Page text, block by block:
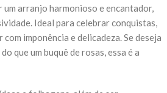
arranjo harmonioso e encantador,
Ideal para celebrar conquistas,
imponência e delicadeza. Se deseja
que um buquê de rosas, essa é a